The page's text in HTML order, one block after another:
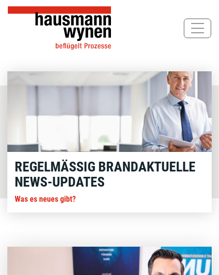
Direkt
REGELMÄSSIG BRANDAKTUELLE N
EWS-UPDATES
Was es neues gibt?